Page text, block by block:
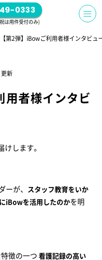
0333
は用件受付のみ)
【第2弾】iBowご利用者様インタビュ
新
用者様インタビ
します。
が、 スタッフ教育をいか
iBowを活用したのかを明
徴の一つ 看護記録の高い